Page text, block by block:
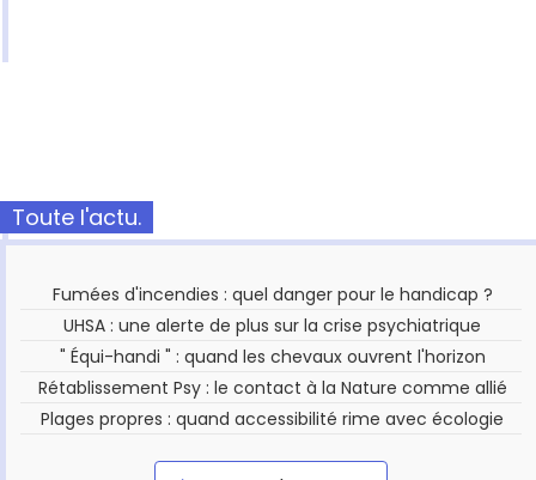
Toute l'actu.
Fumées d'incendies : quel danger pour le handicap ?
UHSA : une alerte de plus sur la crise psychiatrique
" Équi-handi " : quand les chevaux ouvrent l'horizon
Rétablissement Psy : le contact à la Nature comme allié
Plages propres : quand accessibilité rime avec écologie